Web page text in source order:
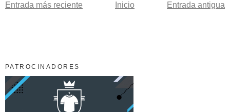
Entrada más reciente Entrada antigua
Inicio
PATROCINADORES